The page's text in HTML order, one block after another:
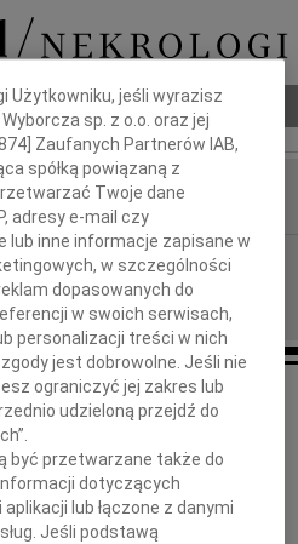
pogrzebowy
Szanownej Pani
Kistowskiej
wyrazy głębokiego współczucia
Użytkowniku, jeśli wyrazisz
sp. z o.o. oraz jej
] Zaufanych Partnerów IAB,
spółką powiązaną z
Twoje dane
adresy e-mail czy
lub inne informacje zapisane w
w szczególności
dopasowanych do
w swoich serwisach,
personalizacji treści w nich
jest dobrowolne. Jeśli nie
ograniczyć jej zakres lub
udzieloną przejdź do
być przetwarzane także do
dotyczących
lub łączone z danymi
Jeśli podstawą